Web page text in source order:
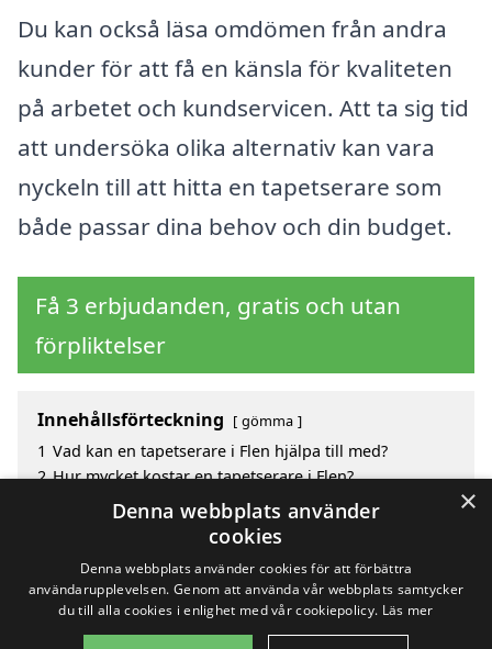
Du kan också läsa omdömen från andra
kunder för att få en känsla för kvaliteten
på arbetet och kundservicen. Att ta sig tid
att undersöka olika alternativ kan vara
nyckeln till att hitta en tapetserare som
både passar dina behov och din budget.
Få 3 erbjudanden, gratis och utan
förpliktelser
Innehållsförteckning gömma
1 Vad kan en tapetserare i Flen hjälpa till med?
2 Hur mycket kostar en tapetserare i Flen?
Fördelar med att välja tapetserare i Flen
Sök efter en skicklig tapetserare i de omgivande
×
Denna webbplats använder
cookies
Denna webbplats använder cookies för att förbättra
användarupplevelsen. Genom att använda vår webbplats samtycker
du till alla cookies i enlighet med vår cookiepolicy. Läs mer